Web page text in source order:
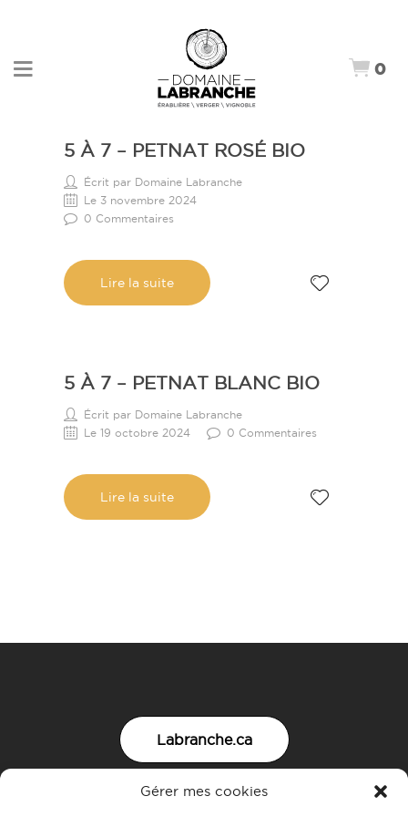
Gérer mes cookies
0
5 À 7 – PETNAT ROSÉ BIO
Écrit par Domaine Labranche
Le 3 novembre 2024
0 Commentaires
Lire la suite
5 À 7 – PETNAT BLANC BIO
Écrit par Domaine Labranche
Le 19 octobre 2024
0 Commentaires
Lire la suite
Labranche.ca